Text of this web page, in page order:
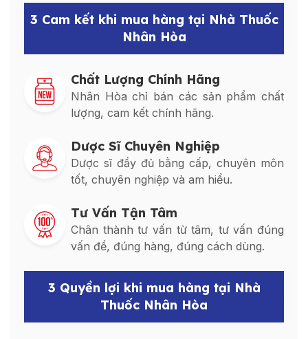
3 Cam kết khi mua hàng tại Nhà Thuốc
Nhân Hòa
Chất Lượng Chính Hãng
Nhân Hòa chỉ bán các sản phẩm chất
lượng, cam kết chính hãng.
Dược Sĩ Chuyên Nghiệp
Dược sĩ đầy đủ bằng cấp, chuyên môn
tốt, chuyên nghiệp và am hiểu.
Tư Vấn Tận Tâm
Chân thành tư vấn từ tâm, tư vấn đúng
vấn đề, đúng hàng, đúng cách dùng.
3 Quyền lợi khi mua hàng tại Nhà
Thuốc Nhân Hòa